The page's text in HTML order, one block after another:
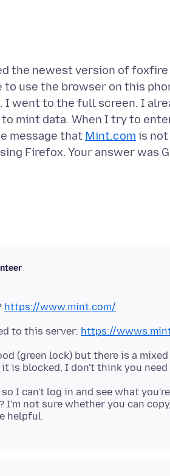
the newest version of
use the browser on this
I went to the full screen. I
mint data. When I try to
message that Mint.com is
Firefox. Your answer was
https://www.mint.com/
to this server: https://
(green lock) but there is a
I can't log in and see what
I'm not sure whether you can